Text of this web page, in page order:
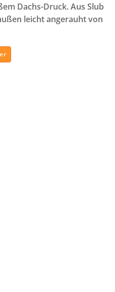
Dachs-Druck.Aus Slub
leicht angerauht von